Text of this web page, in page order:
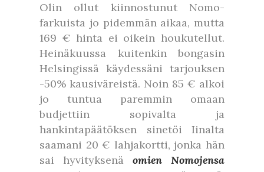
Olin ollut kiinnostunut Nomo-
farkuista jo pidemmän aikaa, mutta
169 € hinta ei oikein houkutellut.
Heinäkuussa kuitenkin bongasin
Helsingissä käydessäni tarjouksen
-50% kausiväreistä. Noin 85 € alkoi
jo tuntua paremmin omaan
budjettiin sopivalta ja
hankintapäätöksen sinetöi Iinalta
saamani 20 € lahjakortti, jonka hän
sai hyvityksenä omien Nomojensa